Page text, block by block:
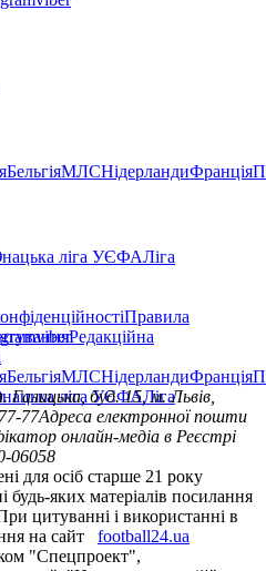
БельгіяМЛСНідерландиФранція
ліга УЄФАЛіга
Правила
Редакційна
viber
БельгіяМЛСНідерландиФранція
ліга УЄФАЛіга
Галицька, буд. 15, м. Львів,
77Адреса електронної пошти
онлайн-медіа в Реєстрі
06058
для осіб старше 21 року
будь-яких матеріалів посилання
цитуванні і використанні в
на сайт
football24.ua
"Спецпроект",